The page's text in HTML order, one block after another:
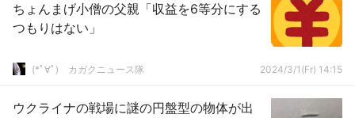
ちょんまげ小僧の父親「収益を6等分にする
つもりはない」
(*ﾟ∀ﾟ)ゞカガクニュース隊 2024/3/1(Fr) 14:15
ウクライナの戦場に謎の円盤型の物体が出